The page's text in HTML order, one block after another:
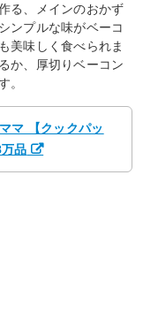
る、メインのおかず
ンプルな味がベーコ
美味しく食べられま
か、厚切りベーコン
。
マ 【クックパッ
品